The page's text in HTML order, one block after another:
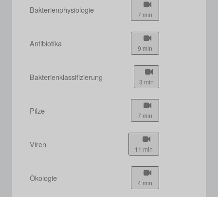
Bakterienphysiologie 7 min
Antibiotika 9 min
Bakterienklassifizierung 3 min
Pilze 7 min
Viren 11 min
Ökologie 4 min